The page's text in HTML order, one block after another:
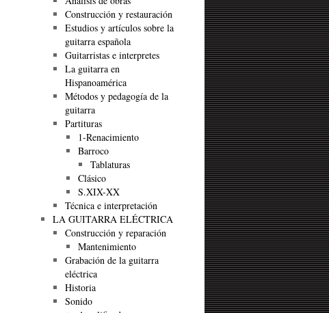
Construcción y restauración
Estudios y artículos sobre la
guitarra española
Guitarristas e interpretes
La guitarra en
Hispanoamérica
Métodos y pedagogía de la
guitarra
Partituras
1-Renacimiento
Barroco
Tablaturas
Clásico
S.XIX-XX
Técnica e interpretación
LA GUITARRA ELÉCTRICA
Construcción y reparación
Mantenimiento
Grabación de la guitarra
eléctrica
Historia
Sonido